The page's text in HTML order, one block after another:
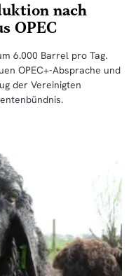
nach
OPEC
6.000 Barrel pro Tag.
OPEC+-Absprache und
der Vereinigten